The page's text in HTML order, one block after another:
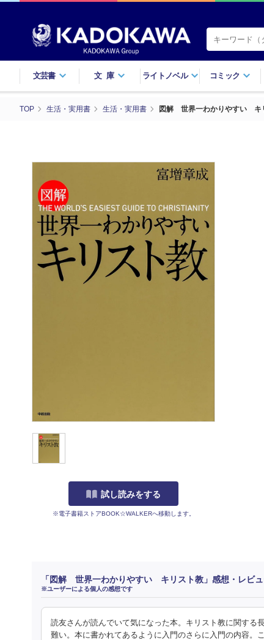
文芸書 文庫 ライトノベル コミック
TOP 生活・実用書 生活・実用書 図解 世界一わかりやすい キ
試し読みをする
※電子書籍ストアBOOK☆WALKERへ移動します。
「図解 世界一わかりやすい キリスト教」感想・レビ
※ユーザーによる個人の感想です
読友さんが読んでいて気になった本。キリスト教に関する
難い。本に書かれてあるように入門のさらに入門の内容。